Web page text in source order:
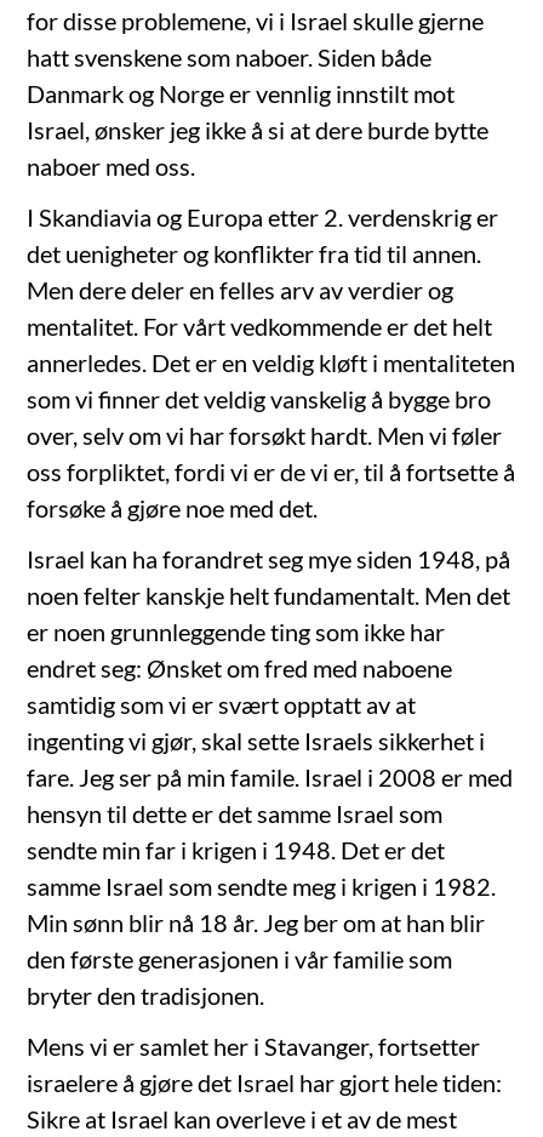
for disse problemene, vi i Israel skulle gjerne
hatt svenskene som naboer. Siden både
Danmark og Norge er vennlig innstilt mot
Israel, ønsker jeg ikke å si at dere burde bytte
naboer med oss.
I Skandiavia og Europa etter 2. verdenskrig er
det uenigheter og konflikter fra tid til annen.
Men dere deler en felles arv av verdier og
mentalitet. For vårt vedkommende er det helt
annerledes. Det er en veldig kløft i mentaliteten
som vi finner det veldig vanskelig å bygge bro
over, selv om vi har forsøkt hardt. Men vi føler
oss forpliktet, fordi vi er de vi er, til å fortsette å
forsøke å gjøre noe med det.
Israel kan ha forandret seg mye siden 1948, på
noen felter kanskje helt fundamentalt. Men det
er noen grunnleggende ting som ikke har
endret seg: Ønsket om fred med naboene
samtidig som vi er svært opptatt av at
ingenting vi gjør, skal sette Israels sikkerhet i
fare. Jeg ser på min famile. Israel i 2008 er med
hensyn til dette er det samme Israel som
sendte min far i krigen i 1948. Det er det
samme Israel som sendte meg i krigen i 1982.
Min sønn blir nå 18 år. Jeg ber om at han blir
den første generasjonen i vår familie som
bryter den tradisjonen.
Mens vi er samlet her i Stavanger, fortsetter
israelere å gjøre det Israel har gjort hele tiden:
Sikre at Israel kan overleve i et av de mest